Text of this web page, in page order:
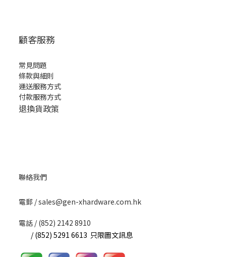
顧客服務
常見問題
條款與細則
運送服務方式
付款服務方式
退換貨政策
聯絡我們
​電郵 / sales@gen-xhardware.com.hk
電話 / (852) 2142 8910
/ (852) 5291 6613 只限圖文訊息